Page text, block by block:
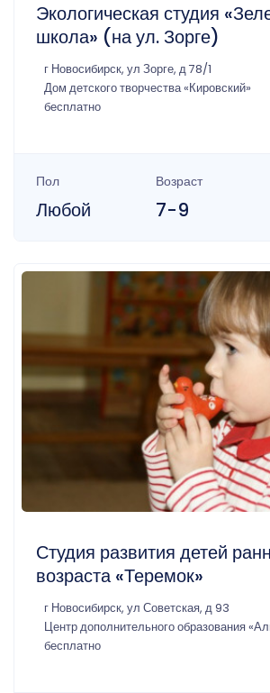
Экологическая студия
школа» (на ул. Зорге)
г Новосибирск, ул Зорге, д 78/1
Дом детского творчества «Кировский»
бесплатно
Пол
Любой
Возраст
7-9
Студия развития детей
возраста «Теремок»
г Новосибирск, ул Советская, д 93
Центр дополнительного образования
бесплатно